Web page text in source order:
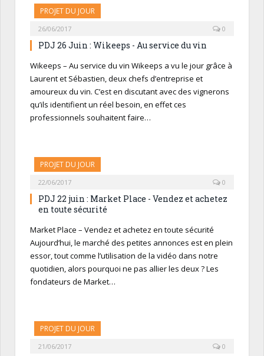
PROJET DU JOUR
26/06/2017 0
PDJ 26 Juin : Wikeeps - Au service du vin
Wikeeps – Au service du vin Wikeeps a vu le jour grâce à
Laurent et Sébastien, deux chefs d’entreprise et
amoureux du vin. C’est en discutant avec des vignerons
qu’ils identifient un réel besoin, en effet ces
professionnels souhaitent faire…
PROJET DU JOUR
22/06/2017 0
PDJ 22 juin : Market Place - Vendez et achetez
en toute sécurité
Market Place – Vendez et achetez en toute sécurité
Aujourd’hui, le marché des petites annonces est en plein
essor, tout comme l’utilisation de la vidéo dans notre
quotidien, alors pourquoi ne pas allier les deux ? Les
fondateurs de Market…
PROJET DU JOUR
21/06/2017 0